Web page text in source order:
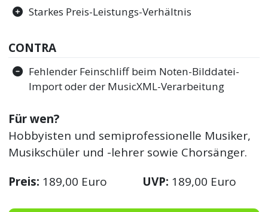
Starkes Preis-Leistungs-Verhältnis
CONTRA
Fehlender Feinschliff beim Noten-Bilddatei-
Import oder der MusicXML-Verarbeitung
Für wen?
Hobbyisten und semiprofessionelle Musiker,
Musikschüler und -lehrer sowie Chorsänger.
Preis: 189,00 Euro UVP: 189,00 Euro